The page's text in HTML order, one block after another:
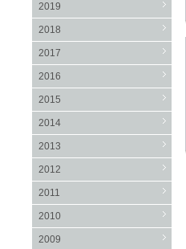
2019
2018
2017
2016
2015
2014
2013
2012
2011
2010
2009